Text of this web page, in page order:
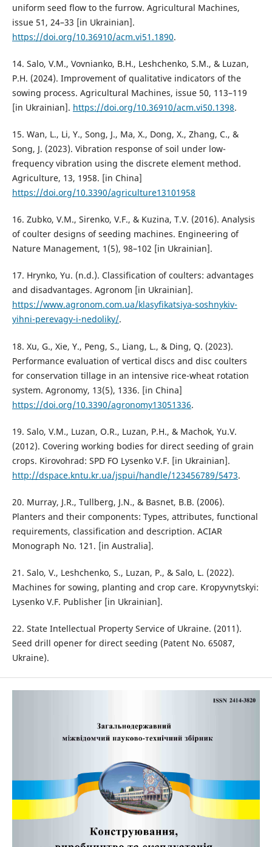
uniform seed flow to the furrow. Agricultural Machines,
issue 51, 24–33 [in Ukrainian].
https://doi.org/10.36910/acm.vi51.1890.
14. Salo, V.M., Vovnianko, B.H., Leshchenko, S.M., & Luzan,
P.H. (2024). Improvement of qualitative indicators of the
sowing process. Agricultural Machines, issue 50, 113–119
[in Ukrainian]. https://doi.org/10.36910/acm.vi50.1398.
15. Wan, L., Li, Y., Song, J., Ma, X., Dong, X., Zhang, C., &
Song, J. (2023). Vibration response of soil under low-
frequency vibration using the discrete element method.
Agriculture, 13, 1958. [in China]
https://doi.org/10.3390/agriculture13101958
16. Zubko, V.M., Sirenko, V.F., & Kuzina, T.V. (2016). Analysis
of coulter designs of seeding machines. Engineering of
Nature Management, 1(5), 98–102 [in Ukrainian].
17. Hrynko, Yu. (n.d.). Classification of coulters: advantages
and disadvantages. Agronom [in Ukrainian].
https://www.agronom.com.ua/klasyfikatsiya-soshnykiv-
yihni-perevagy-i-nedoliky/.
18. Xu, G., Xie, Y., Peng, S., Liang, L., & Ding, Q. (2023).
Performance evaluation of vertical discs and disc coulters
for conservation tillage in an intensive rice-wheat rotation
system. Agronomy, 13(5), 1336. [in Сhina]
https://doi.org/10.3390/agronomy13051336.
19. Salo, V.M., Luzan, O.R., Luzan, P.H., & Machok, Yu.V.
(2012). Covering working bodies for direct seeding of grain
crops. Kirovohrad: SPD FO Lysenko V.F. [in Ukrainian].
http://dspace.kntu.kr.ua/jspui/handle/123456789/5473.
20. Murray, J.R., Tullberg, J.N., & Basnet, B.B. (2006).
Planters and their components: Types, attributes, functional
requirements, classification and description. ACIAR
Monograph No. 121. [in Australia].
21. Salo, V., Leshchenko, S., Luzan, P., & Salo, L. (2022).
Machines for sowing, planting and crop care. Kropyvnytskyi:
Lysenko V.F. Publisher [in Ukrainian].
22. State Intellectual Property Service of Ukraine. (2011).
Seed drill opener for direct seeding (Patent No. 65087,
Ukraine).